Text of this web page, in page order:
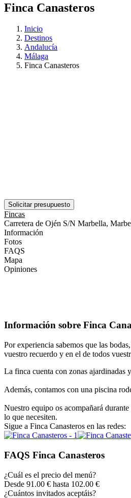
Finca Canasteros
Inicio
Destinos
Andalucía
Málaga
Finca Canasteros
Solicitar presupuesto
Fincas
Carretera de Ojén S/N Marbella,
Información
Fotos
FAQS
Mapa
Opiniones
Información sobre Finca
Por experiencia sabemos que las
vuestro recuerdo y en el de todos
La finca cuenta con zonas ajardinadas
Además, contamos con una piscina
Nuestro equipo os acompañará
lo que necesiten.
Sigue a Finca Canasteros en las redes:
FAQS Finca Canasteros
¿Cuál es el precio del menú?
Desde 91.00 € hasta 102.00 €
¿Cuántos invitados aceptáis?